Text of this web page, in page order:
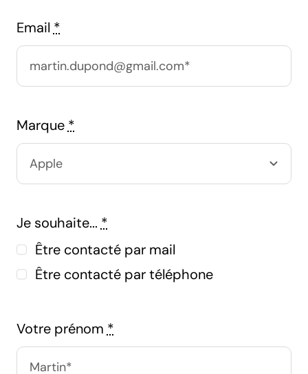
Email *
Marque *
Je souhaite... *
Être contacté par mail
Être contacté par téléphone
Votre prénom *